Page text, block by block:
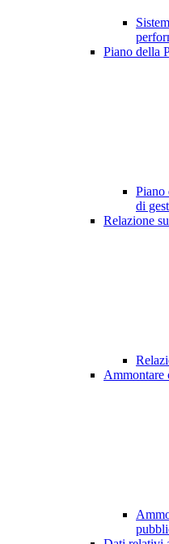
Piano della
Piano
di
Relazione
Ammontare